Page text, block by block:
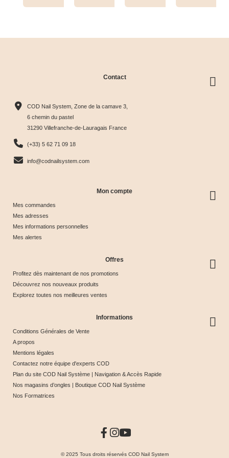
Tips &
nuancier
 
& Tips
Glow &
Collection
Contact
COD Nail System, Zone de la camave 3,
6 chemin du pastel
31290 Villefranche-de-Lauragais France
(+33) 5 62 71 09 18
info@codnailsystem.com
Mon compte
Mes commandes
Mes adresses
Mes informations personnelles
Mes alertes
Offres
Profitez dès maintenant de nos promotions
Découvrez nos nouveaux produits
Explorez toutes nos meilleures ventes
Informations
Conditions Générales de Vente
A propos
Mentions légales
Contactez notre équipe d'experts COD
Plan du site COD Nail Système | Navigation & Accès Rapide
Nos magasins d’ongles | Boutique COD Nail Système
Nos Formatrices
© 2025 Tous droits réservés COD Nail System